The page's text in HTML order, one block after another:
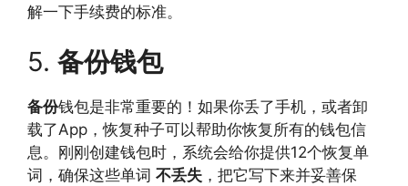
解一下手续费的标准。
5. 备份钱包
备份钱包是非常重要的！如果你丢了手机，或者卸
载了App，恢复种子可以帮助你恢复所有的钱包信
息。刚刚创建钱包时，系统会给你提供12个恢复单
词，确保这些单词 不丢失 ，把它写下来并妥善保